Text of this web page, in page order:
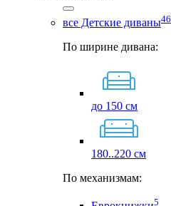
все Детские диваны46
По ширине дивана:
до 150 см
180..220 см
По механизмам:
5